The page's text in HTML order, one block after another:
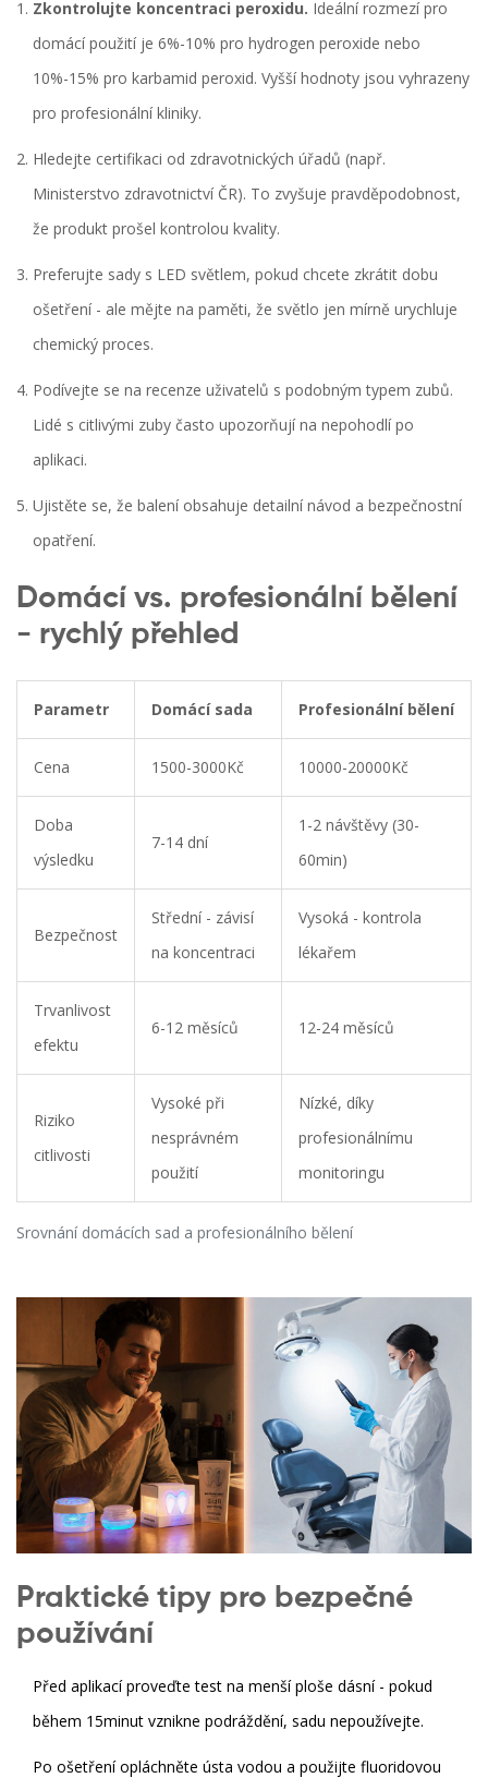
Zkontrolujte koncentraci peroxidu. Ideální rozmezí pro
domácí použití je 6%-10% pro hydrogen peroxide nebo
10%-15% pro karbamid peroxid. Vyšší hodnoty jsou vyhrazeny
pro profesionální kliniky.
Hledejte certifikaci od zdravotnických úřadů (např.
Ministerstvo zdravotnictví ČR). To zvyšuje pravděpodobnost,
že produkt prošel kontrolou kvality.
Preferujte sady s LED světlem, pokud chcete zkrátit dobu
ošetření - ale mějte na paměti, že světlo jen mírně urychluje
chemický proces.
Podívejte se na recenze uživatelů s podobným typem zubů.
Lidé s citlivými zuby často upozorňují na nepohodlí po
aplikaci.
Ujistěte se, že balení obsahuje detailní návod a bezpečnostní
opatření.
Domácí vs. profesionální bělení
- rychlý přehled
Srovnání domácích sad a profesionálního bělení
Parametr Domácí sada Profesionální bělení
Cena 1500-3000Kč 10000-20000Kč
Doba
výsledku
7-14 dní
1-2 návštěvy (30-
60min)
Bezpečnost
Střední - závisí
na koncentraci
Vysoká - kontrola
lékařem
Trvanlivost
efektu
6-12 měsíců 12-24 měsíců
Riziko
citlivosti
Vysoké při
nesprávném
použití
Nízké, díky
profesionálnímu
monitoringu
Praktické tipy pro bezpečné
používání
Před aplikací proveďte test na menší ploše dásní - pokud
během 15minut vznikne podráždění, sadu nepoužívejte.
Po ošetření opláchněte ústa vodou a použijte fluoridovou